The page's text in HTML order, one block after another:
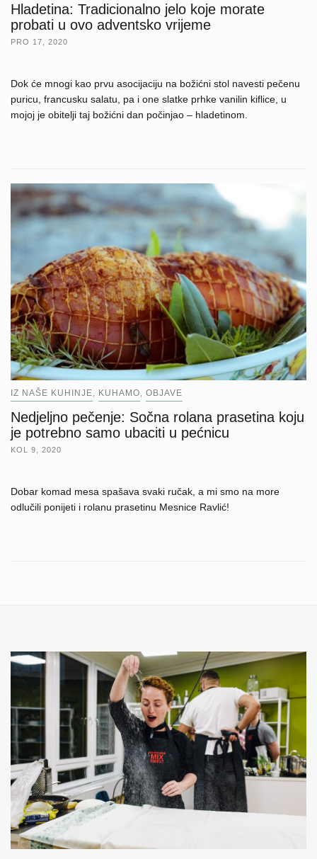
Hladetina: Tradicionalno jelo koje morate
probati u ovo adventsko vrijeme
PRO 17, 2020
Dok će mnogi kao prvu asocijaciju na božićni stol navesti pečenu
puricu, francusku salatu, pa i one slatke prhke vanilin kiflice, u
mojoj je obitelji taj božićni dan počinjao – hladetinom.
IZ NAŠE KUHINJE KUHAMO OBJAVE
Nedjeljno pečenje: Sočna rolana prasetina koju
je potrebno samo ubaciti u pećnicu
KOL 9, 2020
Dobar komad mesa spašava svaki ručak, a mi smo na more
odlučili ponijeti i rolanu prasetinu Mesnice Ravlić!